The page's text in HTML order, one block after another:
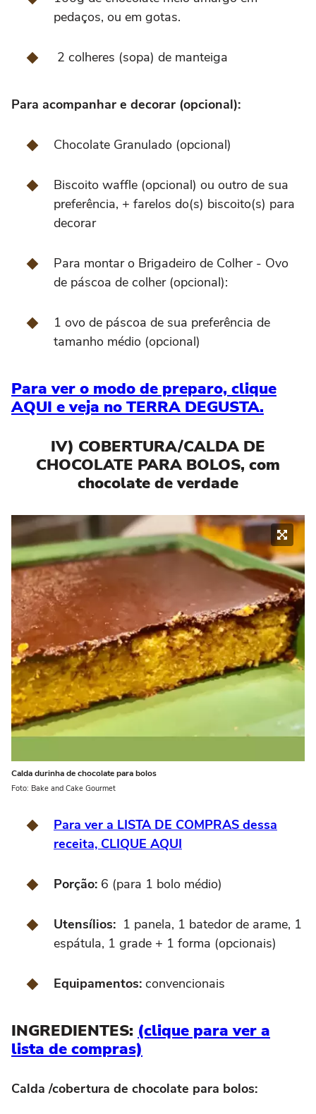
pedaços, ou em gotas.
2 colheres (sopa) de manteiga
Para acompanhar e decorar (opcional):
Chocolate Granulado (opcional)
Biscoito waffle (opcional) ou outro de sua
preferência, + farelos do(s) biscoito(s) para
decorar
Para montar o Brigadeiro de Colher - Ovo
de páscoa de colher (opcional):
1 ovo de páscoa de sua preferência de
tamanho médio (opcional)
Para ver o modo de preparo, clique
AQUI e veja no TERRA DEGUSTA.
IV) COBERTURA/CALDA DE
CHOCOLATE PARA BOLOS, com
chocolate de verdade
Calda durinha de chocolate para bolos
Foto: Bake and Cake Gourmet
Para ver a LISTA DE COMPRAS dessa
receita, CLIQUE AQUI
Porção: 6 (para 1 bolo médio)
Utensílios: 1 panela, 1 batedor de arame, 1
espátula, 1 grade + 1 forma (opcionais)
Equipamentos: convencionais
INGREDIENTES: (clique para ver a
lista de compras)
Calda /cobertura de chocolate para bolos: